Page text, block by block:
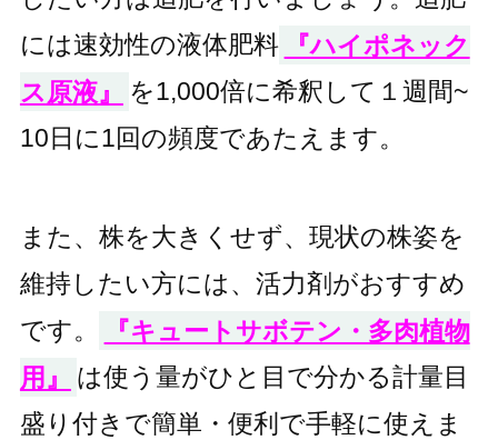
には速効性の液体肥料
『ハイポネック
ス原液』
を1,000倍に希釈して１週間~
10日に1回の頻度であたえます。
また、株を大きくせず、現状の株姿を
維持したい方には、活力剤がおすすめ
です。
『キュートサボテン・多肉植物
用』
は使う量がひと目で分かる計量目
盛り付きで簡単・便利で手軽に使えま